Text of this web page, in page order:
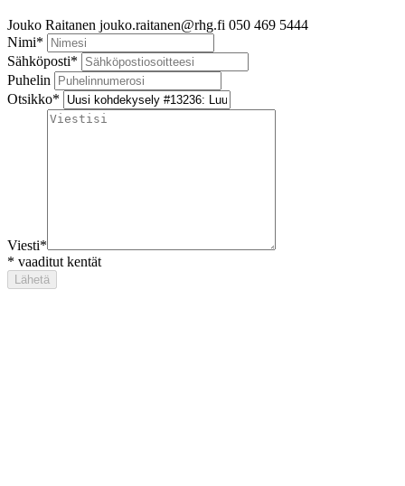
Jouko Raitanen jouko.raitanen@rhg.fi 050 469 5444
Nimi*
Sähköposti*
Puhelin
Otsikko*
Viesti*
* vaaditut kentät